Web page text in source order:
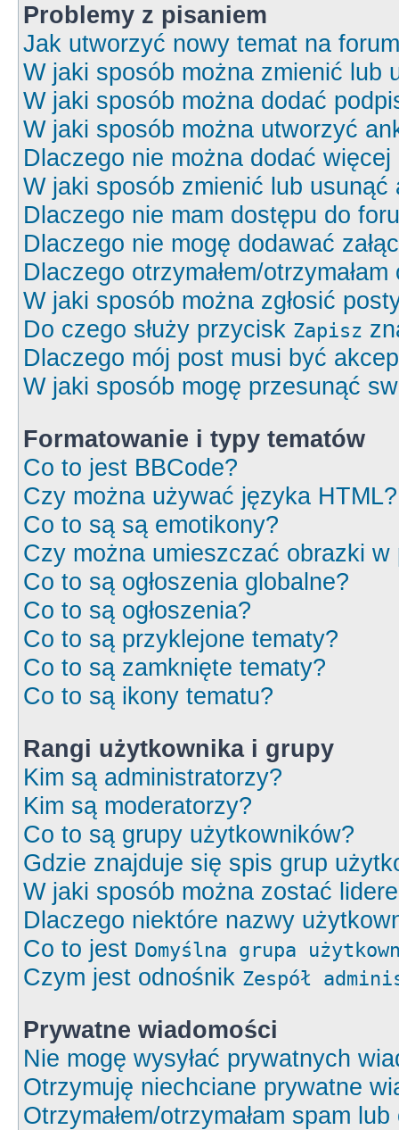
Problemy z pisaniem
Jak utworzyć nowy temat na
W jaki sposób można zmienić lub
W jaki sposób można dodać
W jaki sposób można utworzyć
Dlaczego nie można dodać
W jaki sposób zmienić lub usunąć
Dlaczego nie mam dostępu do
Dlaczego nie mogę dodawać
Dlaczego otrzymałem/
W jaki sposób można zgłosić
Do czego służy przycisk Zapisz
Dlaczego mój post musi być
W jaki sposób mogę przesunąć
Formatowanie i typy tematów
Co to jest BBCode?
Czy można używać języka HTML?
Co to są są emotikony?
Czy można umieszczać obrazki w
Co to są ogłoszenia globalne?
Co to są ogłoszenia?
Co to są przyklejone tematy?
Co to są zamknięte tematy?
Co to są ikony tematu?
Rangi użytkownika i grupy
Kim są administratorzy?
Kim są moderatorzy?
Co to są grupy użytkowników?
Gdzie znajduje się spis grup
W jaki sposób można zostać
Dlaczego niektóre nazwy
Co to jest Domyślna grupa
Czym jest odnośnik Zespół
Prywatne wiadomości
Nie mogę wysyłać prywatnych
Otrzymuję niechciane prywatne
Otrzymałem/otrzymałam spam